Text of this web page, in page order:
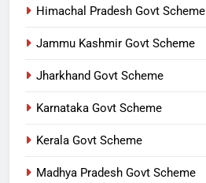
Himachal Pradesh Govt Scheme
Jammu Kashmir Govt Scheme
Jharkhand Govt Scheme
Karnataka Govt Scheme
Kerala Govt Scheme
Madhya Pradesh Govt Scheme